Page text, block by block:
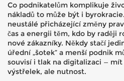
Co podnikatelům komplikuje
nákladů to může být i
neustálé přicházející změny
čas a energii těm, kdo by raději
nové zákazníky. Někdy stačí
úřední „šotek” a menší podnik
souvisí i tlak na digitalizaci —
výstřelek, ale nutnost.